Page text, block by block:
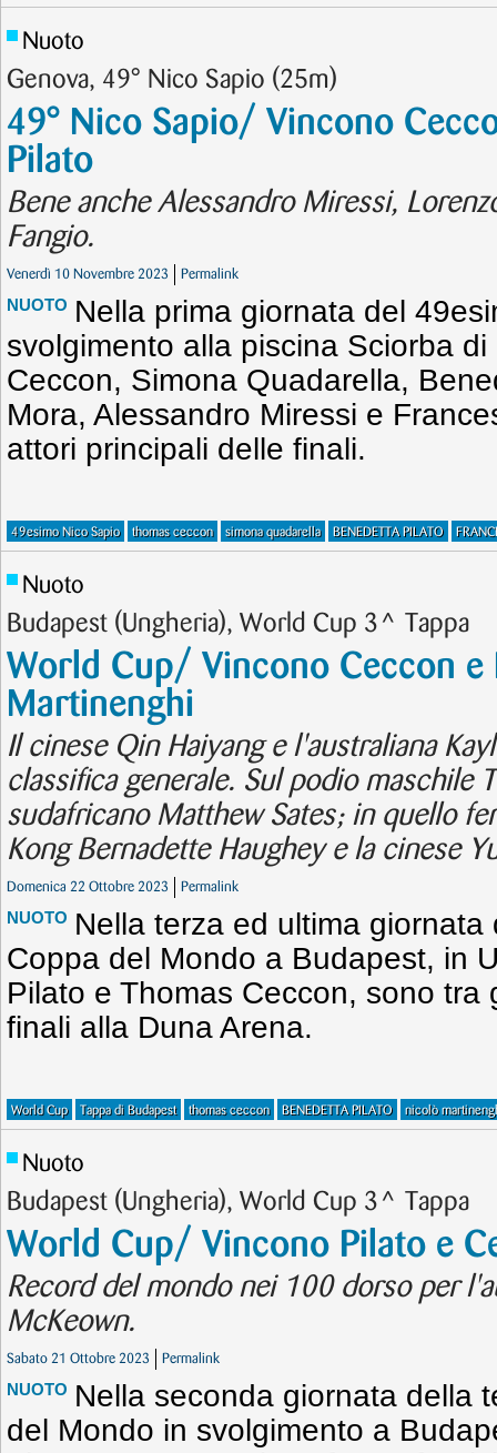
Nuoto
Genova, 49° Nico Sapio (25m)
49° Nico Sapio/ Vincono
Pilato
Bene anche Alessandro Miressi,
Fangio.
Venerdì 10 Novembre 2023 Permalink
NUOTO Nella prima giornata del
svolgimento alla piscina Sciorba
Ceccon, Simona Quadarella,
Mora, Alessandro Miressi e
attori principali delle finali.
49esimo Nico Sapio thomas ceccon simona quadarella BENEDETTA PILATO
Nuoto
Budapest (Ungheria), World Cup 3^ Tappa
World Cup/ Vincono Ceccon e
Martinenghi
Il cinese Qin Haiyang e l'australiana
classifica generale. Sul podio maschile
sudafricano Matthew Sates; in quello
Kong Bernadette Haughey e la cinese
Domenica 22 Ottobre 2023 Permalink
NUOTO Nella terza ed ultima
Coppa del Mondo a Budapest, in
Pilato e Thomas Ceccon, sono tra
finali alla Duna Arena.
World Cup Tappa di Budapest thomas ceccon BENEDETTA PILATO nicolò
Nuoto
Budapest (Ungheria), World Cup 3^ Tappa
World Cup/ Vincono Pilato e
Record del mondo nei 100 dorso per
McKeown.
Sabato 21 Ottobre 2023 Permalink
NUOTO Nella seconda giornata della
del Mondo in svolgimento a